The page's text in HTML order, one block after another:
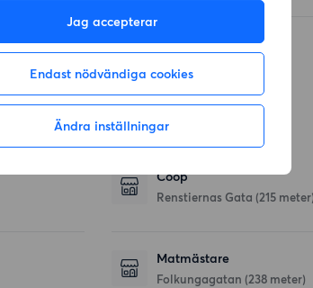
Jag accepterar
Endast nödvändiga cookies
Ändra inställningar
Checa
Affärer
Coop
Renstiernas Gata (215
Matmästare
Folkungagatan (238 meter)